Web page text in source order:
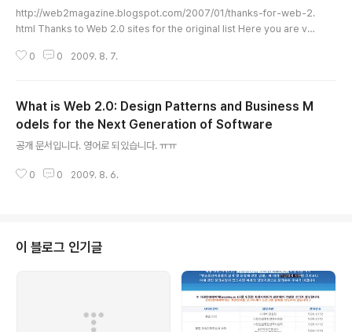
http://web2magazine.blogspot.com/2007/01/thanks-for-web-2.
html Thanks to Web 2.0 sites for the original list Here you are ver
By commenting on this post you will help enhancing the listing an
and build c..
0 0 2009. 8. 7.
What is Web 2.0: Design Patterns and Business M
odels for the Next Generation of Software
공개 문서입니다. 영어로 되있습니다. ㅠㅠ
0 0 2009. 8. 6.
이 블로그 인기글